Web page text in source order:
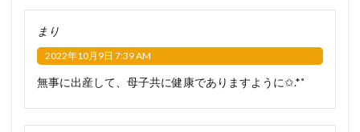
まり
2022年10月9日 7:39 AM
無事に出産して、母子共に健康でありますように✩.*˚